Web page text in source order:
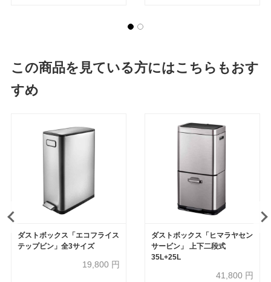
この商品を見ている方にはこちらもおす
すめ
ダストボックス「エコフライス
テップビン」全3サイズ
19,800 円
ダストボックス「ヒマラヤセン
サービン」 上下二段式
35L+25L
41,800 円